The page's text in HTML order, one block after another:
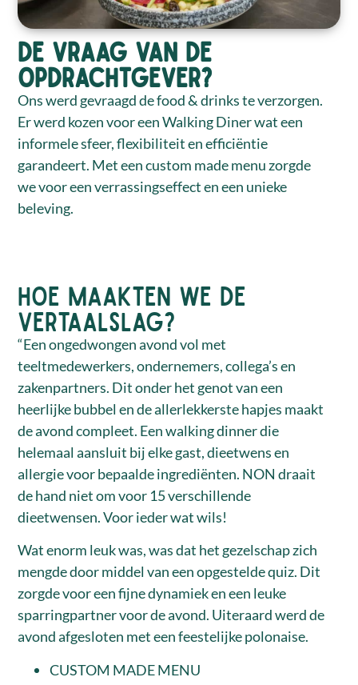
De vraag van de
opdrachtgever?
Ons werd gevraagd de food & drinks te verzorgen.
Er werd kozen voor een Walking Diner wat een
informele sfeer, flexibiliteit en efficiëntie
garandeert. Met een custom made menu zorgde
we voor een verrassingseffect en een unieke
beleving.
HOE MAAKTEN WE DE
VERTAALSLAG?
“Een ongedwongen avond vol met
teeltmedewerkers, ondernemers, collega’s en
zakenpartners. Dit onder het genot van een
heerlijke bubbel en de allerlekkerste hapjes maakt
de avond compleet. Een walking dinner die
helemaal aansluit bij elke gast, dieetwens en
allergie voor bepaalde ingrediënten. NON draait
de hand niet om voor 15 verschillende
dieetwensen. Voor ieder wat wils!
Wat enorm leuk was, was dat het gezelschap zich
mengde door middel van een opgestelde quiz. Dit
zorgde voor een fijne dynamiek en een leuke
sparringpartner voor de avond. Uiteraard werd de
avond afgesloten met een feestelijke polonaise.
CUSTOM MADE MENU